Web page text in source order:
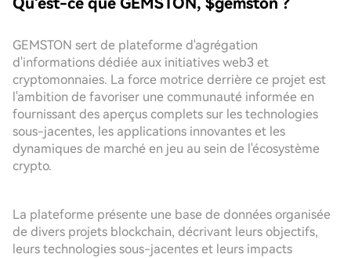
GEMSTON sert de plateforme d'agrégation
d'informations dédiée aux initiatives web3 et
cryptomonnaies. La force motrice derrière ce projet est
l'ambition de favoriser une communauté informée en
fournissant des aperçus complets sur les technologies
sous-jacentes, les applications innovantes et les
dynamiques de marché en jeu au sein de l'écosystème
crypto.
La plateforme présente une base de données organisée
de divers projets blockchain, décrivant leurs objectifs,
leurs technologies sous-jacentes et leurs impacts